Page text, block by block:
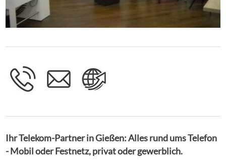
Ihr Telekom-Partner in Gießen: Alles rund ums Telefon
- Mobil oder Festnetz, privat oder gewerblich.